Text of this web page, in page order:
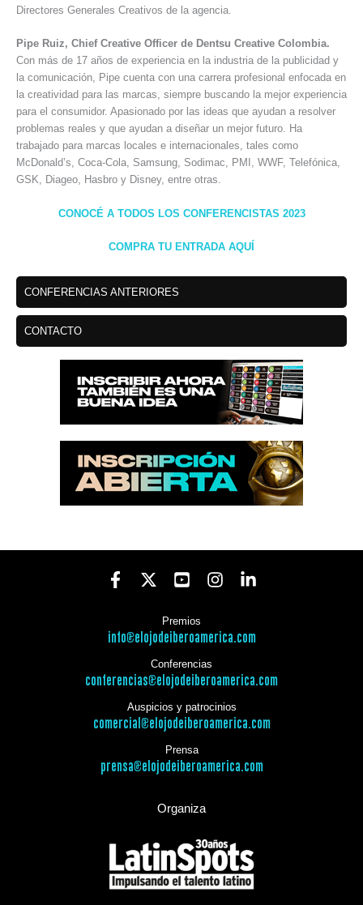
Directores Generales Creativos de la agencia.
Pipe Ruiz, Chief Creative Officer de Dentsu Creative Colombia.
Con más de 17 años de experiencia en la industria de la publicidad y
la comunicación, Pipe cuenta con una carrera profesional enfocada en
la creatividad para las marcas, siempre buscando la mejor experiencia
para el consumidor. Apasionado por las ideas que ayudan a resolver
problemas reales y que ayudan a diseñar un mejor futuro. Ha
trabajado para marcas locales e internacionales, tales como
McDonald’s, Coca-Cola, Samsung, Sodimac, PMI, WWF, Telefónica,
GSK, Diageo, Hasbro y Disney, entre otras.
CONOCÉ A TODOS LOS CONFERENCISTAS 2023
COMPRA TU ENTRADA AQUÍ
CONFERENCIAS ANTERIORES
CONTACTO
Premios
info@elojodeiberoamerica.com
Conferencias
conferencias@elojodeiberoamerica.com
Auspicios y patrocinios
comercial@elojodeiberoamerica.com
Prensa
prensa@elojodeiberoamerica.com
Organiza